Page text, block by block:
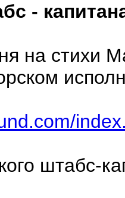
-
на стихи
штабс-